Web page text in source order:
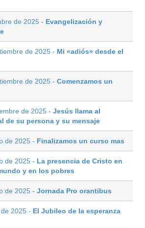
de 2025 - Evangelización y
de 2025 - Mi «adiós» desde el
de 2025 - Comenzamos un
de 2025 - Jesús llama al
de su persona y su mensaje
de 2025 - Finalizamos un curso mas
de 2025 - La presencia de Cristo en
y en los pobres
de 2025 - Jornada Pro orantibus
2025 - El Jubileo de la esperanza